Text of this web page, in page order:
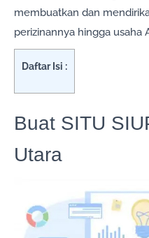
membuatkan dan
perizinannya hingga usaha
Daftar Isi :
Buat SITU
Utara